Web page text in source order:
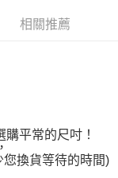
相關推薦
平常的尺吋！
換貨等待的時間)